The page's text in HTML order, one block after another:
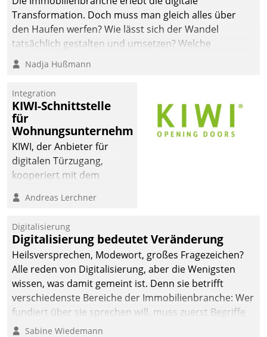
automatisiert, vollständig
und auf Wunsch über
mehrere zuvor
Kommunikationswege bei
Transformation. Doch muss man gleich alles über
den Haufen werfen? Wie lässt sich der Wandel
tatsächlich gestalten und umsetzen? Welche
Argumente zählen wirklich?
Nadja Hußmann
Integration
KIWI-Schnittstelle
für
Wohnungsunternehmen
KIWI, der Anbieter für
digitalen Türzugang,
kooperiert mit dem
Softwareentwicklungshaus
Andreas Lerchner
Digitalisierung
Digitalisierung bedeutet Veränderung
Heilsversprechen, Modewort, großes Fragezeichen?
Alle reden von Digitalisierung, aber die Wenigsten
wissen, was damit gemeint ist. Denn sie betrifft
verschiedenste Bereiche der Immobilienbranche: Wer
fundiert über sie sprechen will, muss zuerst Begriffe
klären. Ein Aspekt ist die betriebliche Optimierung:
Sabine Wiedemann